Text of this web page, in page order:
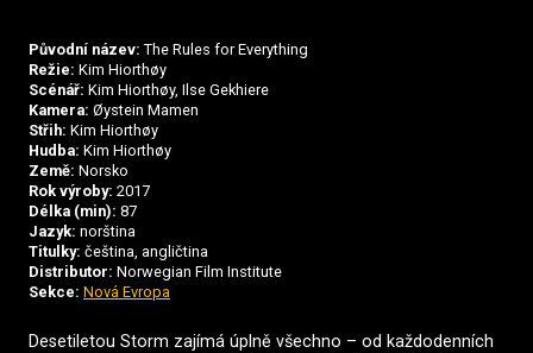
Původní název: The Rules for Everything
Režie: Kim Hiorthøy
Scénář: Kim Hiorthøy, Ilse Gekhiere
Kamera: Øystein Mamen
Střih: Kim Hiorthøy
Hudba: Kim Hiorthøy
Země: Norsko
Rok výroby: 2017
Délka (min): 87
Jazyk: norština
Titulky: čeština, angličtina
Distributor: Norwegian Film Institute
Sekce: Nová Evropa
Desetiletou Storm zajímá úplně všechno – od každodenních